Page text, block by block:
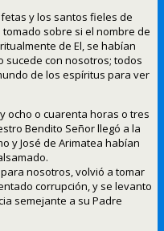
y los santos fieles de
sobre si el nombre de
de El, se habían
sucede con nosotros; todos
de los espíritus para ver
ocho o cuarenta horas o tres
Bendito Señor llegó a la
y José de Arimatea habían
nosotros, volvió a tomar
corrupción, y se levanto
semejante a su Padre